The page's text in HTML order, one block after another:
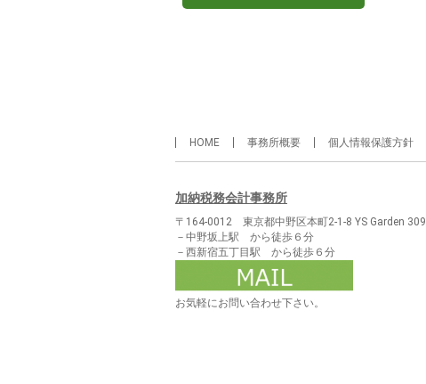
HOME 事務所概要 個人情報保護方針
加納税務会計事務所
〒164-0012 東京都中野区本町2-1-8 YS Garden 309
－中野坂上駅 から徒歩６分
－西新宿五丁目駅 から徒歩６分
お気軽にお問い合わせ下さい。